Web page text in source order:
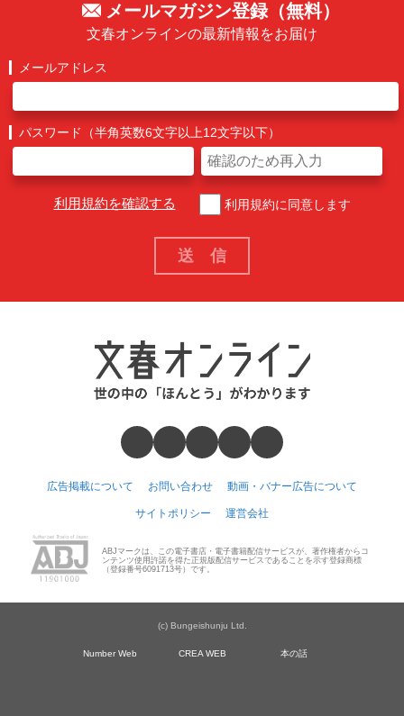
メールマガジン登録（無料）
文春オンラインの最新情報をお届け
メールアドレス
パスワード（半角英数6文字以上12文字以下）
利用規約を確認する 利用規約に同意します
広告掲載について お問い合わせ 動画・バナー広告について
サイトポリシー 運営会社
ABJマークは、この電子書店・電子書籍配信サービスが、著作権者からコ
ンテンツ使用許諾を得た正規版配信サービスであることを示す登録商標
（登録番号6091713号）です。
(c) Bungeishunju Ltd.
Number Web CREA WEB 本の話